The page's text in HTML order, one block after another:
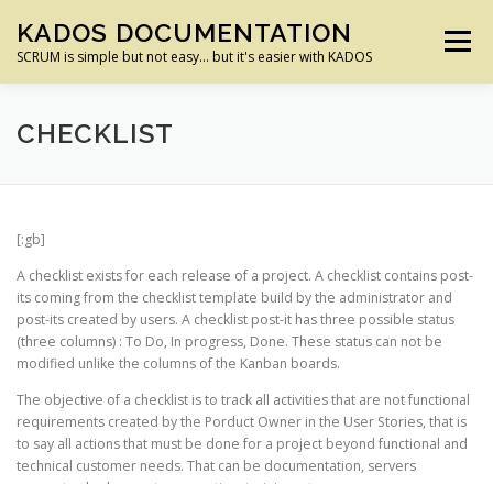
contenu
KADOS DOCUMENTATION
SCRUM is simple but not easy… but it's easier with KADOS
Menu
ACCUEIL PREMIERS PAS
ADMINISTRATION BONNES PRATIQUES
INSTALLATION
CHECKLIST
[:gb]
A checklist exists for each release of a project. A checklist contains post-
its coming from the checklist template build by the administrator and
post-its created by users. A checklist post-it has three possible status
(three columns) : To Do, In progress, Done. These status can not be
modified unlike the columns of the Kanban boards.
The objective of a checklist is to track all activities that are not functional
requirements created by the Porduct Owner in the User Stories, that is
to say all actions that must be done for a project beyond functional and
technical customer needs. That can be documentation, servers